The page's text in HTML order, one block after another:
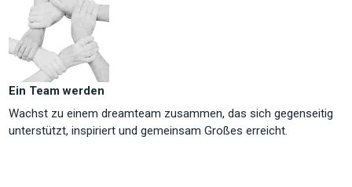
Ein Team werden
Wachst zu einem dreamteam zusammen, das sich gegenseitig
unterstützt, inspiriert und gemeinsam Großes erreicht.